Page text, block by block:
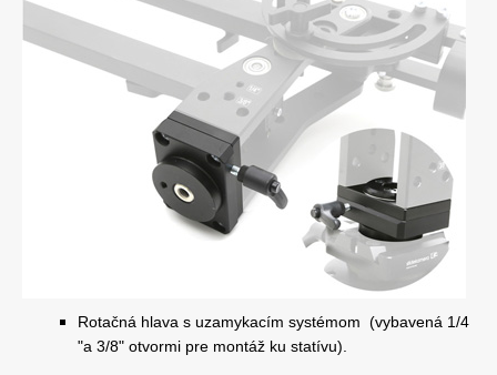
Rotačná hlava s uzamykacím systémom (vybavená 1/4
"a 3/8" otvormi pre montáž ku statívu).